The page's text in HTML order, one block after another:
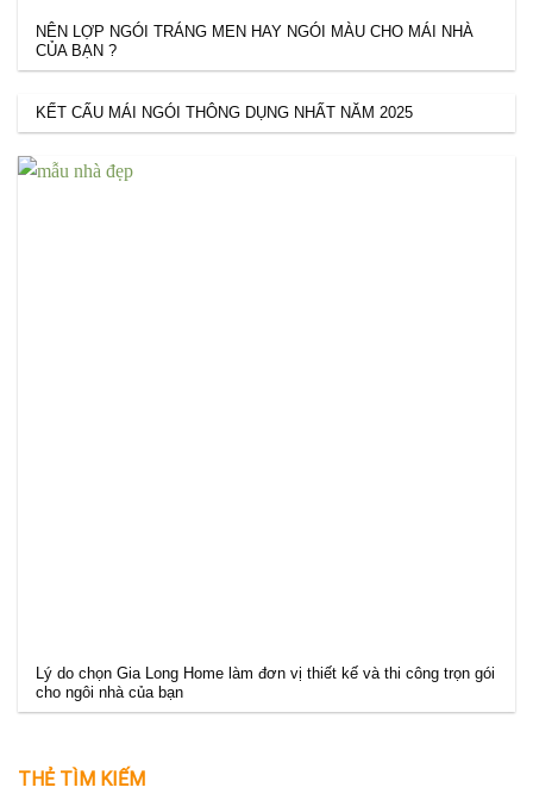
NÊN LỢP NGÓI TRÁNG MEN HAY NGÓI MÀU CHO MÁI NHÀ
CỦA BẠN ?
KẾT CẤU MÁI NGÓI THÔNG DỤNG NHẤT NĂM 2025
Lý do chọn Gia Long Home làm đơn vị thiết kế và thi công trọn gói
cho ngôi nhà của bạn
THẺ TÌM KIẾM